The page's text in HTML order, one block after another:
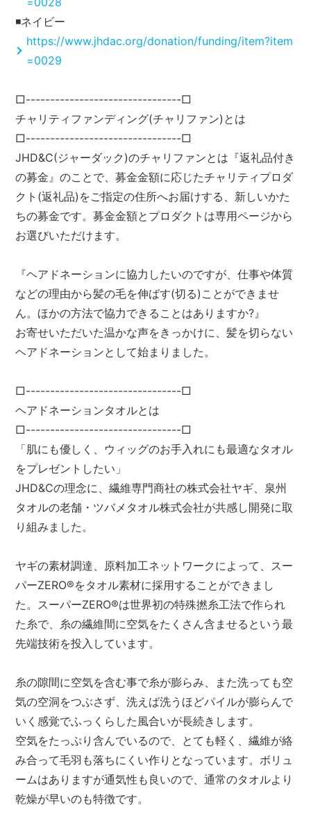
◾️ネイビー
https://www.jhdac.org/donation/funding/item?item
=0029
□--------------------------------□
チャリティファンディング(チャリファン)とは
□--------------------------------□
JHD&C(ジャーダック)のチャリファンとは『返礼品付き
の募金』のことで、募金金額に応じたチャリティプロダ
クト(返礼品)をご指定の住所へお届けする、新しいかた
ちの募金です。募金金額とプロダクトは専用ページから
お選びいただけます。
『ヘアドネーションに協力したいのですが、仕事や体質
などの理由から髪の毛を伸ばす(切る)ことができませ
ん。ほかの方法で協力できることはありますか?』
お寄せいただいた温かな声をきっかけに、髪を切らない
ヘアドネーションとして始まりました。
□--------------------------------□
ヘアドネーションタオルとは
□--------------------------------□
「肌にも優しく、ウィッグのお手入れにも最適なタオル
をプレゼントしたい」
JHD&Cの理念に、繊維専門商社の株式会社ヤギ、泉州
タオルの老舗・ツバメタオル株式会社が共感し開発に取
り組みました。
ヤギの素材調達、原料加工ネットワークによって、スー
パーZERO®をタオル素材に採用することができまし
た。スーパーZERO®は世界初の特殊撚糸工法で作られ
た糸で、糸の繊維間に空気をたくさん含ませるという最
先端技術を投入しています。
糸の隙間に空気を含む事で糸が膨らみ、また洗っても空
気の空洞をつぶさず、洗えば洗うほどパイルが膨らんで
いく感覚でふっくらした風合いが長続きします。
空気をたっぷり含んでいるので、とても軽く、繊維が絡
み合って毛羽も落ちにくい作りとなっています。ボリュ
ームはありますが通気性も良いので、通常のタオルより
乾燥が早いのも特徴です。